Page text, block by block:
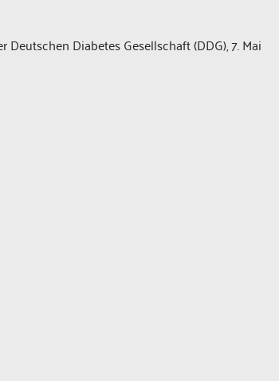
Diabetes Gesellschaft (DDG), 7. Mai